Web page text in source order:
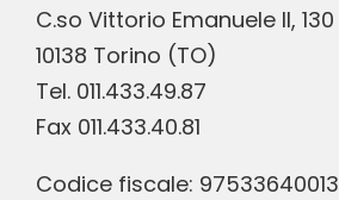
C.so Vittorio Emanuele II, 130
10138 Torino (TO)
Tel. 011.433.49.87
Fax 011.433.40.81
Codice fiscale: 97533640013